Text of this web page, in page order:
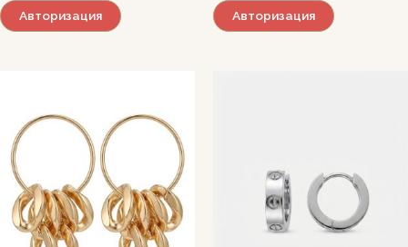
Авторизация Авторизация